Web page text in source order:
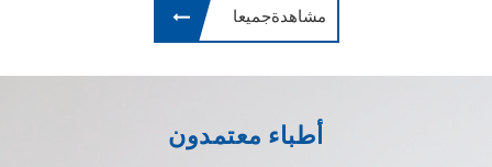
مشاهدةجميعا
أطباء معتمدون